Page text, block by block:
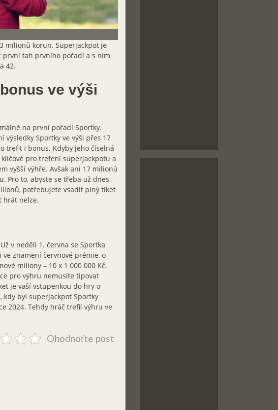
milionů korun. Superjackpot je
první tah prvního pořadí a s ním
42.
ve výši
na první pořadí Sportky.
výsledky Sportky ve výši přes 17
trefit i bonus. Kdyby jeho číselná
pro trefení superjackpotu a
vyšší výhře. Avšak ani 17 milionů
Pro to, abyste se třeba už dnes
potřebujete vsadit plný tiket
hrát nelze.
v neděli 1. června se Sportka
znamení červnové prémie, o
miliony – 10 x 1 000 000 Kč.
pro výhru nemusíte tipovat
je vaší vstupenkou do hry o
kdy byl superjackpot Sportky
2024. Tehdy hráč trefil výhru ve
Ohodnoťte post